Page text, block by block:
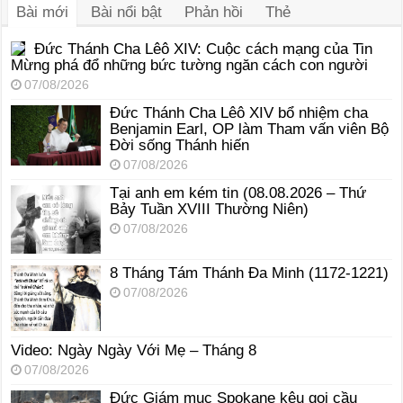
Bài mới Bài nổi bật Phản hồi Thẻ
Đức Thánh Cha Lêô XIV: Cuộc cách mạng của Tin
Mừng phá đổ những bức tường ngăn cách con người
07/08/2026
Đức Thánh Cha Lêô XIV bổ nhiệm cha
Benjamin Earl, OP làm Tham vấn viên Bộ
Đời sống Thánh hiến
07/08/2026
Tại anh em kém tin (08.08.2026 – Thứ
Bảy Tuần XVIII Thường Niên)
07/08/2026
8 Tháng Tám Thánh Ða Minh (1172-1221)
07/08/2026
Video: Ngày Ngày Với Mẹ – Tháng 8
07/08/2026
Đức Giám mục Spokane kêu gọi cầu